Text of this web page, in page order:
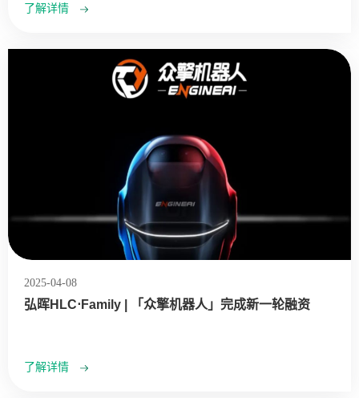
了解详情
2025-04-08
弘晖HLC⋅Family | 「众擎机器人」完成新一轮融资
了解详情